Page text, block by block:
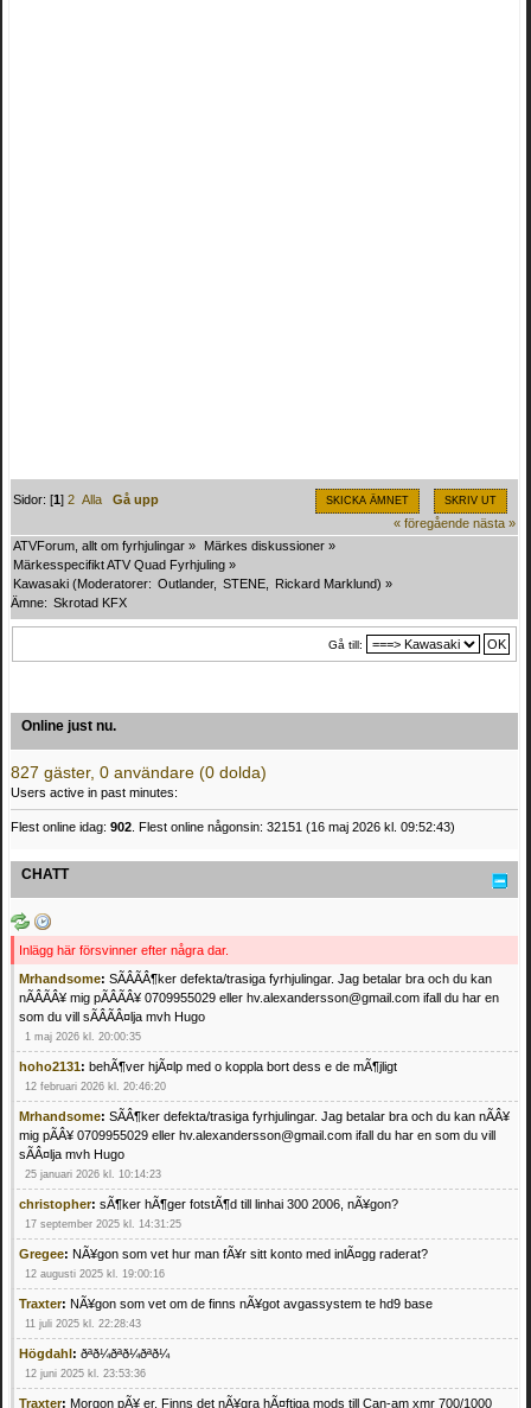
SKICKA ÄMNET SKRIV UT
Sidor: [1]2 Alla
Gå upp
« föregående nästa »
ATVForum, allt om fyrhjulingar » Märkes diskussioner »
Märkesspecifikt ATV Quad Fyrhjuling »
Kawasaki (Moderatorer: Outlander, STENE Rickard Marklund) »
Ämne: Skrotad KFX
Gå till:
Online just nu.
827 gäster, 0 användare (0 dolda)
Users active in past minutes:
Flest online idag: 902 . Flest online någonsin: 32151 (16 maj 2026 kl. 09:52:43)
CHATT
Inlägg här försvinner efter några dar.
Mrhandsome: SÃÂÃÂ¶ker defekta/trasiga fyrhjulingar. Jag betalar bra och du kan
nÃÂÃÂ¥ mig pÃÂÃÂ¥ 0709955029 eller hv.alexandersson@gmail.com ifall du har en
som du vill sÃÂÃÂ¤lja mvh Hugo
1 maj 2026 kl. 20:00:35
hoho2131: behÃ¶ver hjÃ¤lp med o koppla bort dess e de mÃ¶jligt
12 februari 2026 kl. 20:46:20
Mrhandsome: SÃÂ¶ker defekta/trasiga fyrhjulingar. Jag betalar bra och du kan nÃÂ¥
mig pÃÂ¥ 0709955029 eller hv.alexandersson@gmail.com ifall du har en som du vill
sÃÂ¤lja mvh Hugo
25 januari 2026 kl. 10:14:23
christopher: sÃ¶ker hÃ¶ger fotstÃ¶d till linhai 300 2006, nÃ¥gon?
17 september 2025 kl. 14:31:25
Gregee: NÃ¥gon som vet hur man fÃ¥r sitt konto med inlÃ¤gg raderat?
12 augusti 2025 kl. 19:00:16
Traxter: NÃ¥gon som vet om de finns nÃ¥got avgassystem te hd9 base
11 juli 2025 kl. 22:28:43
Högdahl: ðªð¼ðªð¼ðªð¼
12 juni 2025 kl. 23:53:36
Traxter: Morgon pÃ¥ er. Finns det nÃ¥gra hÃ¤ftiga mods till Can-am xmr 700/1000